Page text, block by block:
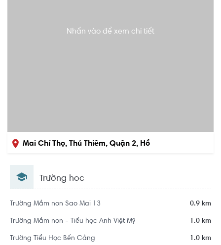
Nhấn vào để xem chi tiết
Mai Chí Thọ, Thủ Thiêm, Quận 2, Hồ
Khu dân cư Khu đô thị mới Thủ Thiêm
Trường học
Trường Mầm non Sao Mai 13 0.9 km
Trường Mầm non - Tiểu học Anh Việt Mỹ 1.0 km
Trường Tiểu Học Bến Cảng 1.0 km